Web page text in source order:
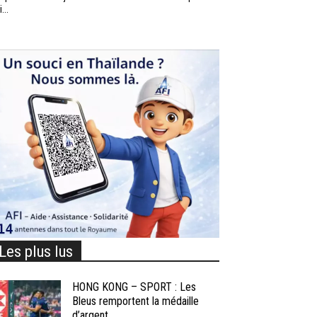
plus lus
HONG KONG – SPORT : Les
Bleus remportent la médaille